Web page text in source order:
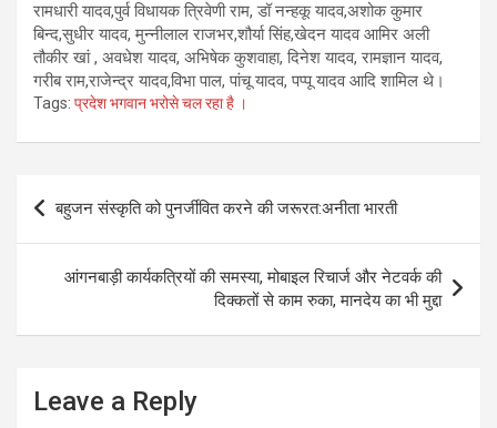
रामधारी यादव,पुर्व विधायक त्रिवेणी राम, डॉ नन्हकू यादव,अशोक कुमार
बिन्द,सुधीर यादव, मुन्नीलाल राजभर,शौर्या सिंह,खेदन यादव आमिर अली
तौकीर खां , अवधेश यादव, अभिषेक कुशवाहा, दिनेश यादव, रामज्ञान यादव,
गरीब राम,राजेन्द्र यादव,विभा पाल, पांचू यादव, पप्पू यादव आदि शामिल थे।
Tags: प्रदेश भगवान भरोसे चल रहा है ।
Post
navigation
बहुजन संस्कृति को पुनर्जीवित करने की जरूरत:अनीता भारती
आंगनबाड़ी कार्यकत्रियों की समस्या, मोबाइल रिचार्ज और नेटवर्क की
दिक्कतों से काम रुका, मानदेय का भी मुद्दा
Leave a Reply